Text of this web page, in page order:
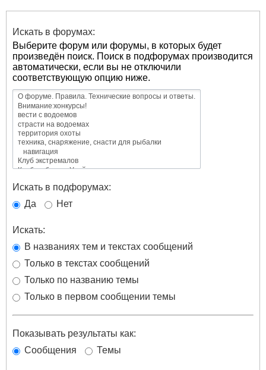
Искать в форумах:
Выберите форум или форумы, в которых будет
произведён поиск. Поиск в подфорумах производится
автоматически, если вы не отключили
соответствующую опцию ниже.
Искать в подфорумах:
Да
Нет
Искать:
В названиях тем и текстах сообщений
Только в текстах сообщений
Только по названию темы
Только в первом сообщении темы
Показывать результаты как:
Сообщения
Темы